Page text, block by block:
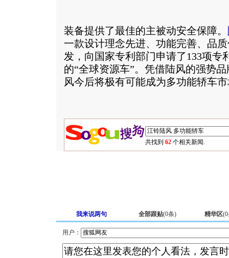
装备提供了最佳的主被动安全保障。
一款设计理念先进、功能完善、品
发，向国家专利部门申请了133项专
的“全球资源车”。凭借陆风的强势
风今后将极有可能成为多功能轿车
共找到 62 个相关新闻.
我来说两句 全部跟贴(0条) 精华区(0
用户：